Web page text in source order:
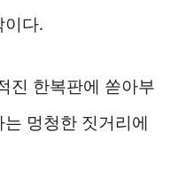
다.
진 한복판에 쏟아부
멍청한 짓거리에